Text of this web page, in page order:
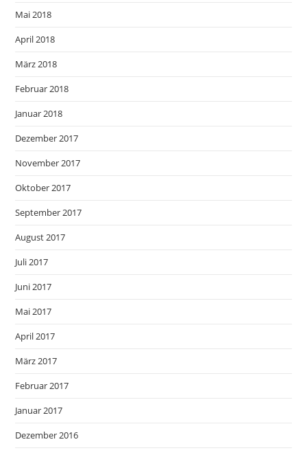
Mai 2018
April 2018
März 2018
Februar 2018
Januar 2018
Dezember 2017
November 2017
Oktober 2017
September 2017
August 2017
Juli 2017
Juni 2017
Mai 2017
April 2017
März 2017
Februar 2017
Januar 2017
Dezember 2016